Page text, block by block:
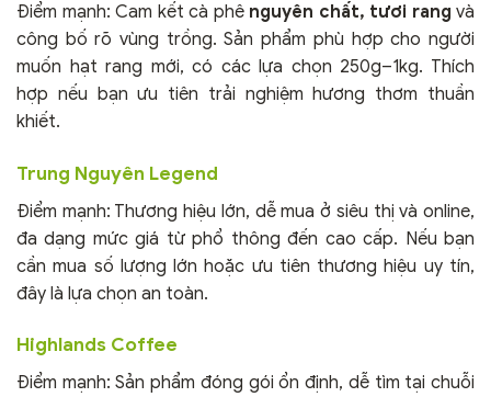
Điểm mạnh: Cam kết cà phê nguyên chất, tươi rang và
công bố rõ vùng trồng. Sản phẩm phù hợp cho người
muốn hạt rang mới, có các lựa chọn 250g–1kg. Thích
hợp nếu bạn ưu tiên trải nghiệm hương thơm thuần
khiết.
Trung Nguyên Legend
Điểm mạnh: Thương hiệu lớn, dễ mua ở siêu thị và online,
đa dạng mức giá từ phổ thông đến cao cấp. Nếu bạn
cần mua số lượng lớn hoặc ưu tiên thương hiệu uy tín,
đây là lựa chọn an toàn.
Highlands Coffee
Điểm mạnh: Sản phẩm đóng gói ổn định, dễ tìm tại chuỗi